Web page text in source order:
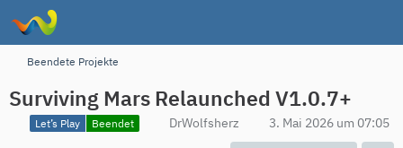
Beendete Projekte
Surviving Mars Relaunched V1.0.7+
Let’s Play Beendet DrWolfsherz 3. Mai 2026 um 07:05